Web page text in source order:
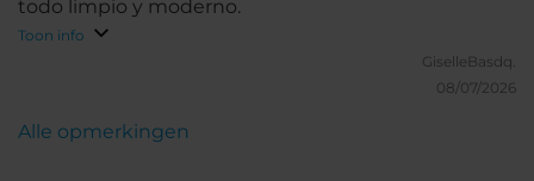
todo limpio y moderno.
Toon info
GiselleBasdq.
08/07/2026
Alle opmerkingen